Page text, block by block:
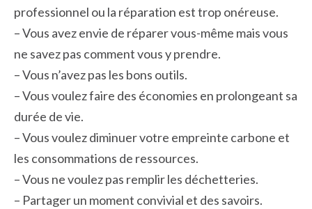
professionnel ou la réparation est trop onéreuse.
– Vous avez envie de réparer vous-même mais vous
ne savez pas comment vous y prendre.
– Vous n’avez pas les bons outils.
– Vous voulez faire des économies en prolongeant sa
durée de vie.
– Vous voulez diminuer votre empreinte carbone et
les consommations de ressources.
– Vous ne voulez pas remplir les déchetteries.
– Partager un moment convivial et des savoirs.